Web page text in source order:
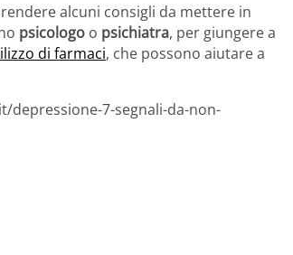
alcuni consigli da mettere in
psicologo o psichiatra, per giungere a
di farmaci, che possono aiutare a
depressione-7-segnali-da-non-